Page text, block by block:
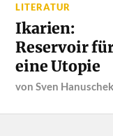
LITERATUR
Ikarien:
Reservoir
eine Utopie
vonSven Hanuschek